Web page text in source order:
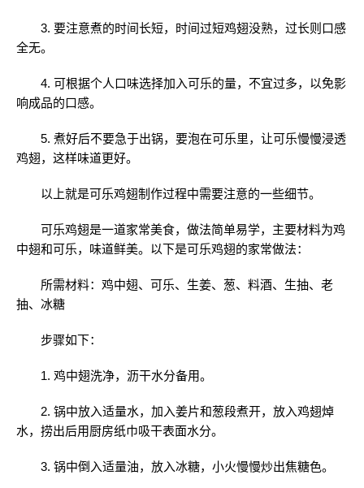
3. 要注意煮的时间长短，时间过短鸡翅没熟，过长则口感
全无。
4. 可根据个人口味选择加入可乐的量，不宜过多，以免影
响成品的口感。
5. 煮好后不要急于出锅，要泡在可乐里，让可乐慢慢浸透
鸡翅，这样味道更好。
以上就是可乐鸡翅制作过程中需要注意的一些细节。
可乐鸡翅是一道家常美食，做法简单易学，主要材料为鸡
中翅和可乐，味道鲜美。以下是可乐鸡翅的家常做法：
所需材料：鸡中翅、可乐、生姜、葱、料酒、生抽、老
抽、冰糖
步骤如下：
1. 鸡中翅洗净，沥干水分备用。
2. 锅中放入适量水，加入姜片和葱段煮开，放入鸡翅焯
水，捞出后用厨房纸巾吸干表面水分。
3. 锅中倒入适量油，放入冰糖，小火慢慢炒出焦糖色。